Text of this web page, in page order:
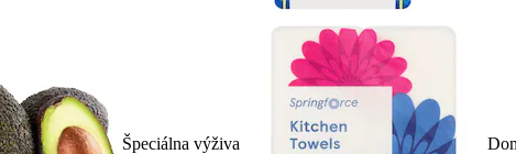
Špeciálna výživa